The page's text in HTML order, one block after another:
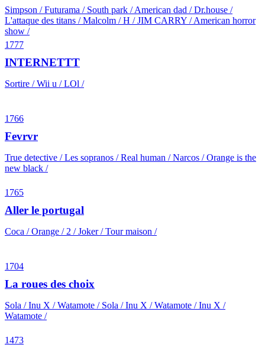
Simpson / Futurama / South park / American dad / Dr.house /
L'attaque des titans / Malcolm / H / JIM CARRY / American horror
show /
1777
INTERNETTT
Sortire / Wii u / LOl /
1766
Fevrvr
True detective / Les sopranos / Real human / Narcos / Orange is the
new black /
1765
Aller le portugal
Coca / Orange / 2 / Joker / Tour maison /
1704
La roues des choix
Sola / Inu X / Watamote / Sola / Inu X / Watamote / Inu X /
Watamote /
1473